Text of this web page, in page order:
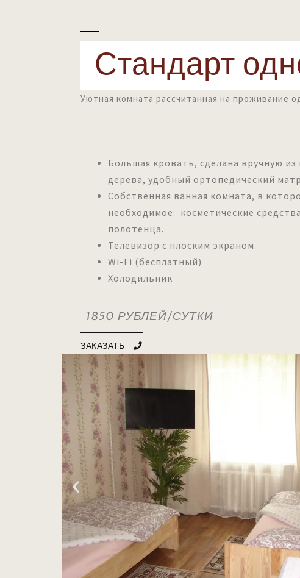
Стандарт
Уютная комната рассчитанная на проживание
Большая кровать, сделана вручную из
дерева, удобный ортопедический
Собственная ванная комната, в
необходимое: косметические
полотенца.
Телевизор с плоским экраном.
Wi-Fi (бесплатный)
Холодильник
1850 РУБЛЕЙ/СУТКИ
ЗАКАЗАТЬ